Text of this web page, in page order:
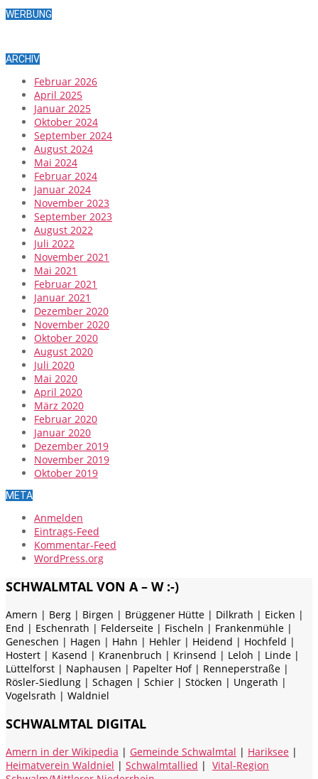
WERBUNG
ARCHIV
Februar 2026
April 2025
Januar 2025
Oktober 2024
September 2024
August 2024
Mai 2024
Februar 2024
Januar 2024
November 2023
September 2023
August 2022
Juli 2022
November 2021
Mai 2021
Februar 2021
Januar 2021
Dezember 2020
November 2020
Oktober 2020
August 2020
Juli 2020
Mai 2020
April 2020
März 2020
Februar 2020
Januar 2020
Dezember 2019
November 2019
Oktober 2019
META
Anmelden
Eintrags-Feed
Kommentar-Feed
WordPress.org
SCHWALMTAL VON A – W :-)
Amern | Berg | Birgen | Brüggener Hütte | Dilkrath | Eicken |
End | Eschenrath | Felderseite | Fischeln | Frankenmühle |
Geneschen | Hagen | Hahn | Hehler | Heidend | Hochfeld |
Hostert | Kasend | Kranenbruch | Krinsend | Leloh | Linde |
Lüttelforst | Naphausen | Papelter Hof | Renneperstraße |
Rösler-Siedlung | Schagen | Schier | Stöcken | Ungerath |
Vogelsrath | Waldniel
SCHWALMTAL DIGITAL
Amern in der Wikipedia | Gemeinde Schwalmtal | Hariksee |
Heimatverein Waldniel | Schwalmtallied | Vital-Region